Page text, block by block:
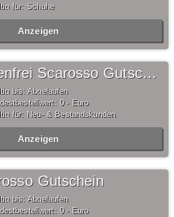
für: Schuhe
Anzeigen
Versandkostenfrei Scarosso Gutschein
bis: Abgelaufen
0,- Euro
für: Neu- & Bestandskunden
Anzeigen
Gutschein
bis: Abgelaufen
0,- Euro